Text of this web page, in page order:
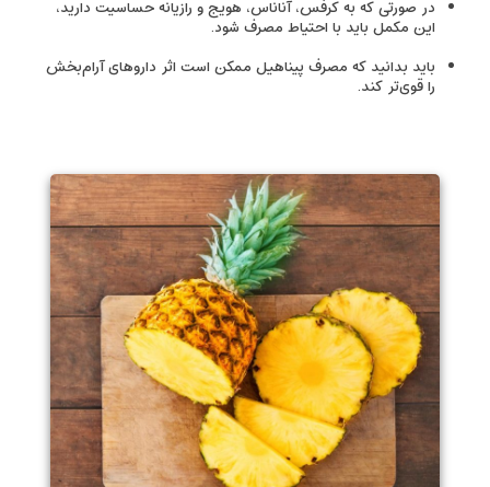
در صورتی که به کرفس، آناناس، هویج و رازیانه حساسیت دارید،
این مکمل باید با احتیاط مصرف شود.
باید بدانید که مصرف پیناهیل ممکن است اثر داروهای آرام‌بخش
را قوی‌تر کند.